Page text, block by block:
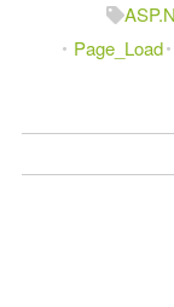
Page_Load